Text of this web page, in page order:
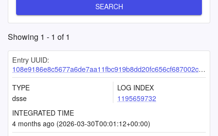
SEARCH
Showing 1 - 1 of1
Entry UUID:
108e9186e8c5677a6de7aa11fbc919b8dd20fc656cf687002c2b76ebbf4762df5125292856308478
TYPE
dsse
LOG INDEX
1195659732
INTEGRATED TIME
4 months ago (2026-03-30T00:01:12+00:00)